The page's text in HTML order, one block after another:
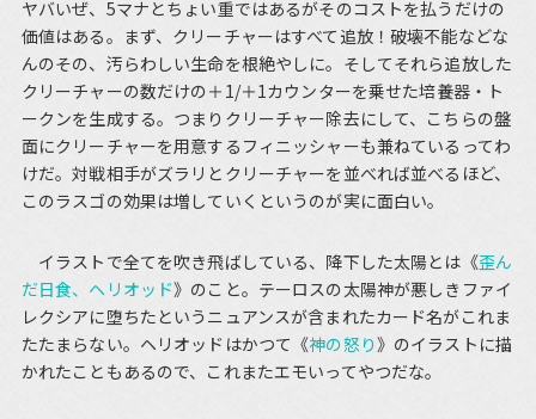
ヤバいぜ、5マナとちょい重ではあるがそのコストを払うだけの
価値はある。まず、クリーチャーはすべて追放！破壊不能などな
んのその、汚らわしい生命を根絶やしに。そしてそれら追放した
クリーチャーの数だけの＋1/＋1カウンターを乗せた培養器・ト
ークンを生成する。つまりクリーチャー除去にして、こちらの盤
面にクリーチャーを用意するフィニッシャーも兼ねているってわ
けだ。対戦相手がズラリとクリーチャーを並べれば並べるほど、
このラスゴの効果は増していくというのが実に面白い。
イラストで全てを吹き飛ばしている、降下した太陽とは《歪ん
だ日食、ヘリオッド》のこと。テーロスの太陽神が悪しきファイ
レクシアに堕ちたというニュアンスが含まれたカード名がこれま
たたまらない。ヘリオッドはかつて《神の怒り》のイラストに描
かれたこともあるので、これまたエモいってやつだな。